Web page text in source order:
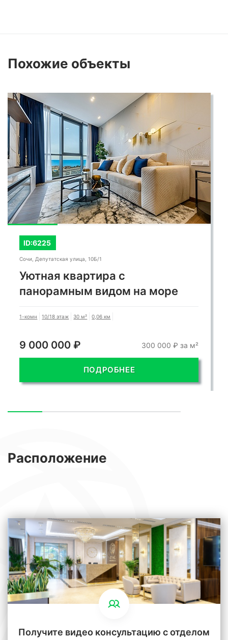
Похожие объекты
ID:6273
Сочи, Депутатская улица, 10Б
Квартира с панорамой на город
Сочи
2-комн 10/18 этаж 45 м² 0,05 км
9 000 000 ₽ 200 000 ₽ за м²
ПОДРОБНЕЕ
Расположение
Получите видео консультацию с отделом